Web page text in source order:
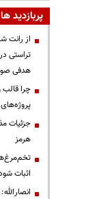
پربازدید ها
از رانت‌
تراستی
هدفی
چرا
جزئیات
هرمز
اثبات